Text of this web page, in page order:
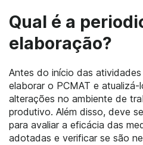
Qual é a
elaboração?
Antes do início das
elaborar o PCMAT e atualizá-
alterações no ambiente de
produtivo. Além disso, deve
para avaliar a eficácia das
adotadas e verificar se são